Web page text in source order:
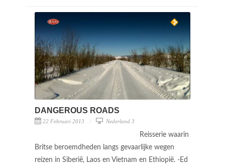
DANGEROUS ROADS
22 Februari 2013 Nederland 3
Reisserie waarin
Britse beroemdheden langs gevaarlijke wegen
reizen in Siberië, Laos en Vietnam en Ethiopië. -Ed